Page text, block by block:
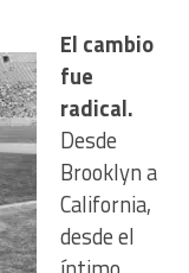
El cambio
fue
radical.
Desde
Brooklyn a
California,
desde el